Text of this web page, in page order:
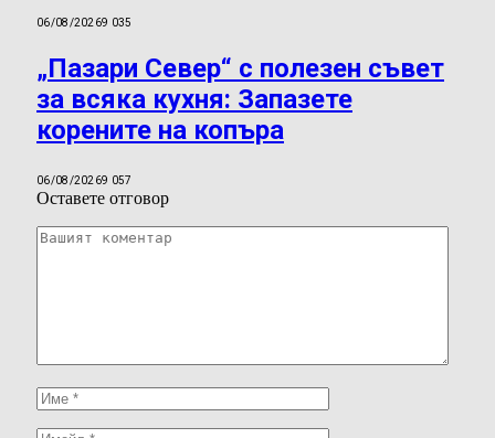
06/08/20269 035
„Пазари Север“ с полезен съвет
за всяка кухня: Запазете
корените на копъра
06/08/20269 057
Оставете отговор